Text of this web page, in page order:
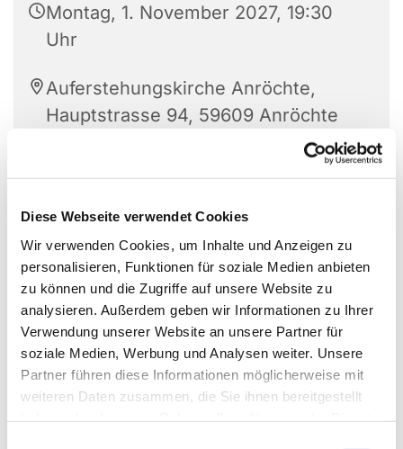
Diese Webseite verwendet Cookies
Wir verwenden Cookies, um Inhalte und Anzeigen zu
personalisieren, Funktionen für soziale Medien anbieten
zu können und die Zugriffe auf unsere Website zu
analysieren. Außerdem geben wir Informationen zu Ihrer
Verwendung unserer Website an unsere Partner für
soziale Medien, Werbung und Analysen weiter. Unsere
Partner führen diese Informationen möglicherweise mit
weiteren Daten zusammen, die Sie ihnen bereitgestellt
Montag, 1. November 2027, 19:30
Uhr
Auferstehungskirche Anröchte,
Hauptstrasse 94, 59609 Anröchte